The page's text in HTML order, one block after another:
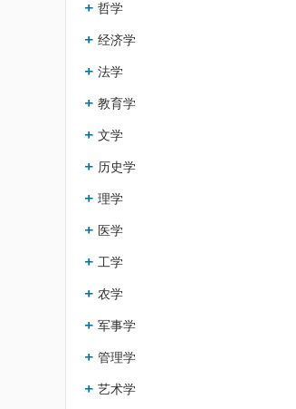
哲学
经济学
法学
教育学
文学
历史学
理学
医学
工学
农学
军事学
管理学
艺术学